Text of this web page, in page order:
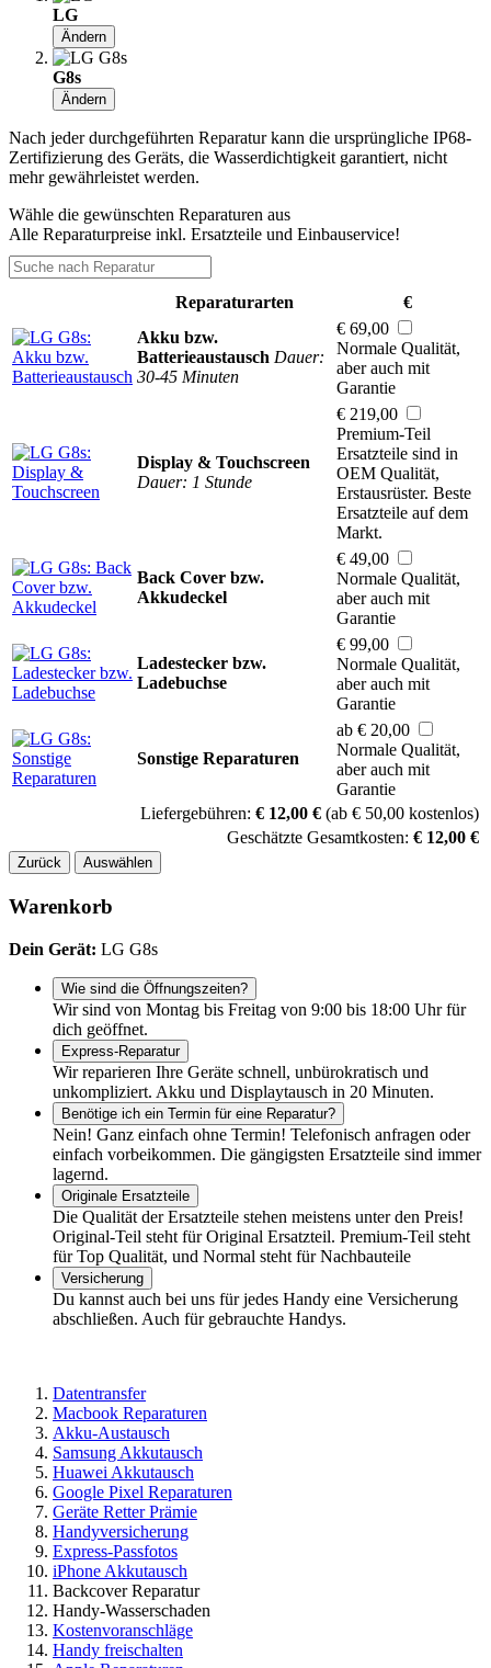
LG
Ändern
G8s
Ändern
Nach jeder durchgeführten Reparatur kann die ursprüngliche IP68-
Zertifizierung des Geräts, die Wasserdichtigkeit garantiert, nicht
mehr gewährleistet werden.
Wähle die gewünschten Reparaturen aus
Alle Reparaturpreise inkl. Ersatzteile und Einbauservice!
Reparaturarten
€
Akku bzw.
Batterieaustausch Dauer:
30-45 Minuten
€ 69,00
Normale Qualität,
aber auch mit
Garantie
Display & Touchscreen
Dauer: 1 Stunde
€ 219,00
Premium-Teil
Ersatzteile sind in
OEM Qualität,
Erstausrüster. Beste
Ersatzteile auf dem
Markt.
Back Cover bzw.
Akkudeckel
€ 49,00
Normale Qualität,
aber auch mit
Garantie
Ladestecker bzw.
Ladebuchse
€ 99,00
Normale Qualität,
aber auch mit
Garantie
Sonstige Reparaturen
ab € 20,00
Normale Qualität,
aber auch mit
Garantie
Liefergebühren: € 12,00 € (ab € 50,00 kostenlos)
Geschätzte Gesamtkosten: € 12,00 €
Zurück Auswählen
Warenkorb
Dein Gerät: LG G8s
Wie sind die Öffnungszeiten?
Wir sind von Montag bis Freitag von 9:00 bis 18:00 Uhr für
dich geöffnet.
Express-Reparatur
Wir reparieren Ihre Geräte schnell, unbürokratisch und
unkompliziert. Akku und Displaytausch in 20 Minuten.
Benötige ich ein Termin für eine Reparatur?
Nein! Ganz einfach ohne Termin! Telefonisch anfragen oder
einfach vorbeikommen. Die gängigsten Ersatzteile sind immer
lagernd.
Originale Ersatzteile
Die Qualität der Ersatzteile stehen meistens unter den Preis!
Original-Teil steht für Original Ersatzteil. Premium-Teil steht
für Top Qualität, und Normal steht für Nachbauteile
Versicherung
Du kannst auch bei uns für jedes Handy eine Versicherung
abschließen. Auch für gebrauchte Handys.
Datentransfer
Macbook Reparaturen
Akku-Austausch
Samsung Akkutausch
Huawei Akkutausch
Google Pixel Reparaturen
Geräte Retter Prämie
Handyversicherung
Express-Passfotos
iPhone Akkutausch
Backcover Reparatur
Handy-Wasserschaden
Kostenvoranschläge
Handy freischalten